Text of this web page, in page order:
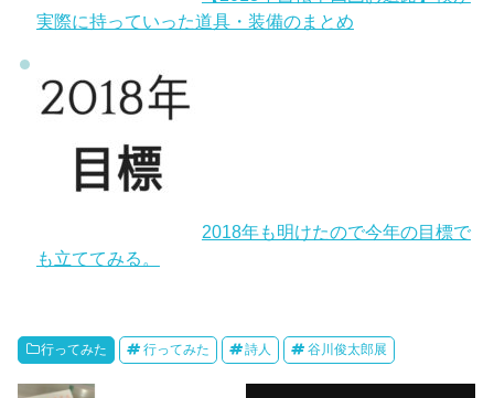
実際に持っていった道具・装備のまとめ
2018年も明けたので今年の目標で
も立ててみる。
行ってみた 行ってみた 詩人 谷川俊太郎展